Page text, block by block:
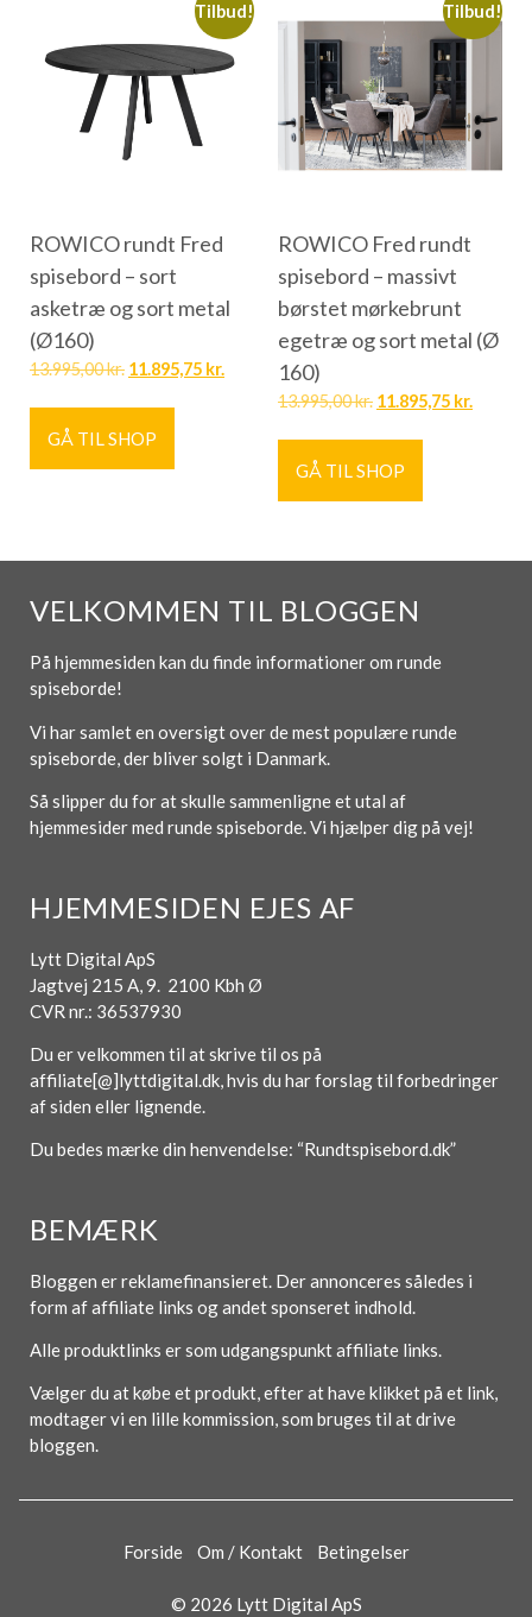
Tilbud!
ROWICO rundt Fred
spisebord – sort
asketræ og sort metal
(Ø160)
13.995,00kr. 11.895,75 kr.
GÅ TIL SHOP
Tilbud!
ROWICO Fred rundt
spisebord – massivt
børstet mørkebrunt
egetræ og sort metal (Ø
160)
13.995,00kr. 11.895,75 kr.
GÅ TIL SHOP
VELKOMMEN TIL BLOGGEN
På hjemmesiden kan du finde informationer om runde
spiseborde!
Vi har samlet en oversigt over de mest populære runde
spiseborde, der bliver solgt i Danmark.
Så slipper du for at skulle sammenligne et utal af
hjemmesider med runde spiseborde. Vi hjælper dig på vej!
HJEMMESIDEN EJES AF
Lytt Digital ApS
Jagtvej 215 A, 9. 2100 Kbh Ø
CVR nr.: 36537930
Du er velkommen til at skrive til os på
affiliate[@]lyttdigital.dk, hvis du har forslag til forbedringer
af siden eller lignende.
Du bedes mærke din henvendelse: “Rundtspisebord.dk”
BEMÆRK
Bloggen er reklamefinansieret. Der annonceres således i
form af affiliate links og andet sponseret indhold.
Alle produktlinks er som udgangspunkt affiliate links.
Vælger du at købe et produkt, efter at have klikket på et link,
modtager vi en lille kommission, som bruges til at drive
bloggen.
Forside Om / Kontakt Betingelser
© 2026 Lytt Digital ApS